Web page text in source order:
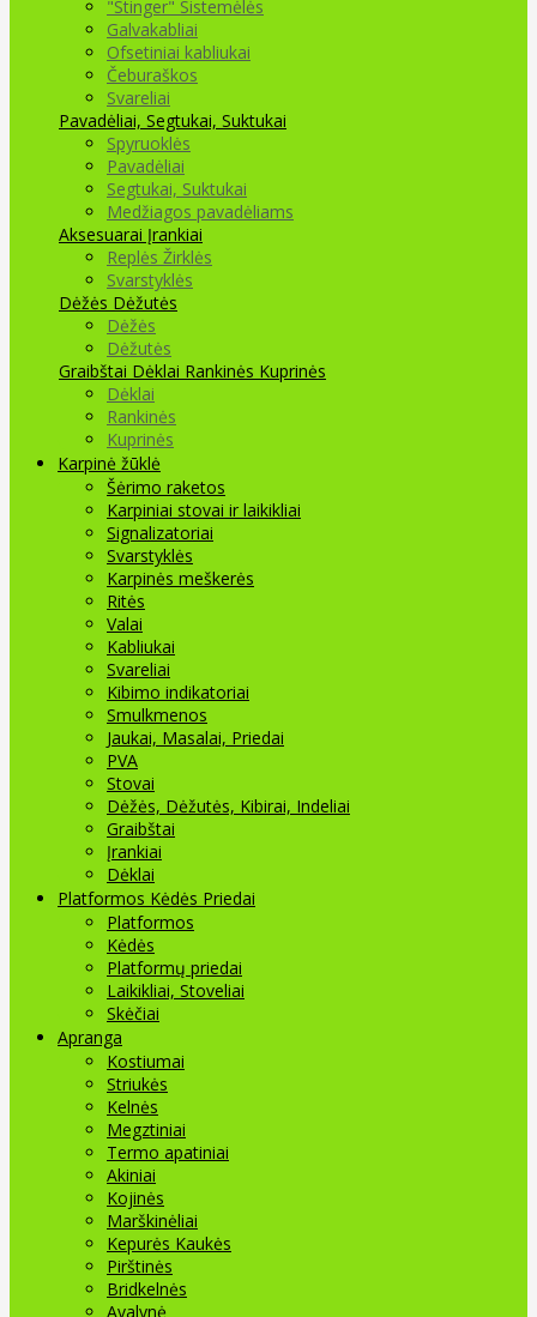
"Stinger" Sistemėlės
Galvakabliai
Ofsetiniai kabliukai
Čeburaškos
Svareliai
Pavadėliai, Segtukai, Suktukai
Spyruoklės
Pavadėliai
Segtukai, Suktukai
Medžiagos pavadėliams
Aksesuarai Įrankiai
Replės Žirklės
Svarstyklės
Dėžės Dėžutės
Dėžės
Dėžutės
Graibštai Dėklai Rankinės Kuprinės
Dėklai
Rankinės
Kuprinės
Karpinė žūklė
Šėrimo raketos
Karpiniai stovai ir laikikliai
Signalizatoriai
Svarstyklės
Karpinės meškerės
Ritės
Valai
Kabliukai
Svareliai
Kibimo indikatoriai
Smulkmenos
Jaukai, Masalai, Priedai
PVA
Stovai
Dėžės, Dėžutės, Kibirai, Indeliai
Graibštai
Įrankiai
Dėklai
Platformos Kėdės Priedai
Platformos
Kėdės
Platformų priedai
Laikikliai, Stoveliai
Skėčiai
Apranga
Kostiumai
Striukės
Kelnės
Megztiniai
Termo apatiniai
Akiniai
Kojinės
Marškinėliai
Kepurės Kaukės
Pirštinės
Bridkelnės
Avalynė